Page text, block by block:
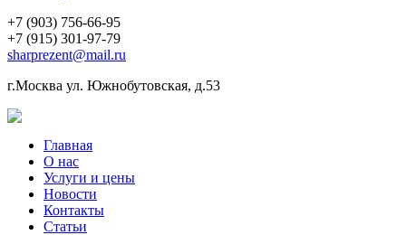
+7 (903) 756-66-95
+7 (915) 301-97-79
sharprezent@mail.ru
г.Москва ул. Южнобутовская, д.53
Главная
О нас
Услуги и цены
Новости
Контакты
Статьи